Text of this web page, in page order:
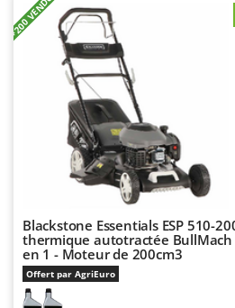
+200 VENDUS
Blackstone Essentials ESP 510-
thermique autotractée BullMach
en 1 - Moteur de 200cm3
Offert par AgriEuro